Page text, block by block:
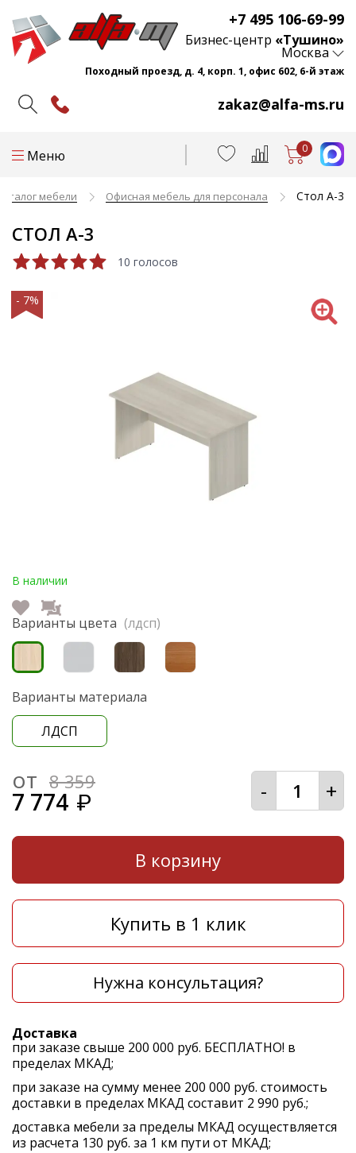
+7 495 106-69-99
zakaz@alfa-ms.ru
Бизнес-центр «Тушино»
Москва
Походный проезд, д. 4, корп. 1, офис 602, 6-й этаж
Меню 0
мебели Офисная мебель для персонала Стол А-3
СТОЛ А-3
10 голосов
- 7%
В наличии
Варианты цвета (лдсп)
Варианты материала
ЛДСП
от 8 359
7 774 ₽ - +
В корзину
Купить в 1 клик
Нужна консультация?
Доставка
при заказе свыше 200 000 руб. БЕСПЛАТНО! в
пределах МКАД;
при заказе на сумму менее 200 000 руб. стоимость
доставки в пределах МКАД составит 2 990 руб.;
доставка мебели за пределы МКАД осуществляется
из расчета 130 руб. за 1 км пути от МКАД;